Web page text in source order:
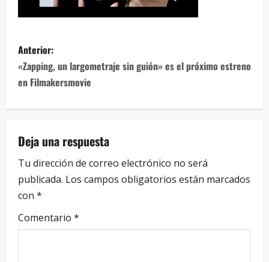
Anterior:
«Zapping, un largometraje sin guión» es el próximo estreno
en Filmakersmovie
Deja una respuesta
Tu dirección de correo electrónico no será
publicada. Los campos obligatorios están marcados
con *
Comentario *